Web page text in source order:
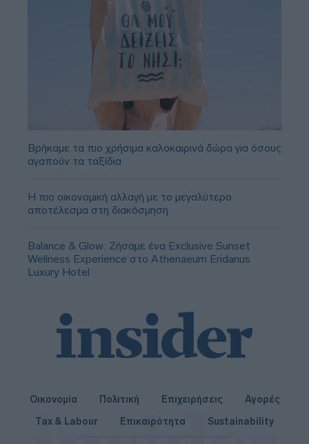
Βρήκαμε τα πιο χρήσιμα καλοκαιρινά δώρα για όσους
αγαπούν τα ταξίδια
Η πιο οικονομική αλλαγή με το μεγαλύτερο
αποτέλεσμα στη διακόσμηση
Balance & Glow: Ζήσαμε ένα Exclusive Sunset
Wellness Experience στο Athenaeum Eridanus
Luxury Hotel
Οικονομία Πολιτική Επιχειρήσεις
Αγορές
Tax & Labour
Επικαιρότητα Sustainability